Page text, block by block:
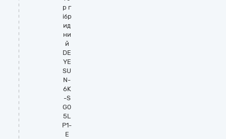
р г
ібр
ид
ни
й
DE
YE
SU
N-
6K
-S
G0
5L
P1-
E